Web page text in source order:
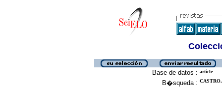
Base de datos : article
B�squeda :